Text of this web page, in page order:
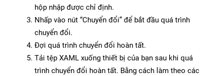
hộp nhập được chỉ định.
Nhấp vào nút “Chuyển đổi” để bắt đầu quá trình
chuyển đổi.
Đợi quá trình chuyển đổi hoàn tất.
Tải tệp XAML xuống thiết bị của bạn sau khi quá
trình chuyển đổi hoàn tất. Bằng cách làm theo các